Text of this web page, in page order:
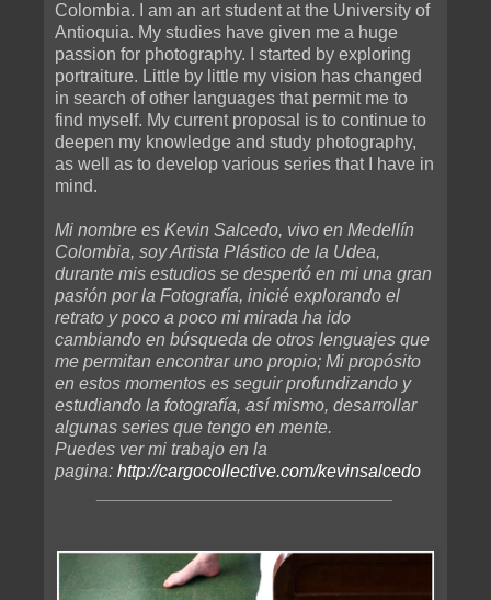
Colombia. I am an art student at the University of
Antioquia. My studies have given me a huge
passion for photography. I started by exploring
portraiture. Little by little my vision has changed
in search of other languages that permit me to
find myself. My current proposal is to continue to
deepen my knowledge and study photography,
as well as to develop various series that I have in
mind.
Mi nombre es Kevin Salcedo, vivo en Medellín
Colombia, soy Artista Plástico de la Udea,
durante mis estudios se despertó en mi una gran
pasión por la Fotografía, inicié explorando el
retrato y poco a poco mi mirada ha ido
cambiando en búsqueda de otros lenguajes que
me permitan encontrar uno propio; Mi propósito
en estos momentos es seguir profundizando y
estudiando la fotografía, así mismo, desarrollar
algunas series que tengo en mente.
Puedes ver mi trabajo en la
pagina: http://cargocollective.com/kevinsalcedo